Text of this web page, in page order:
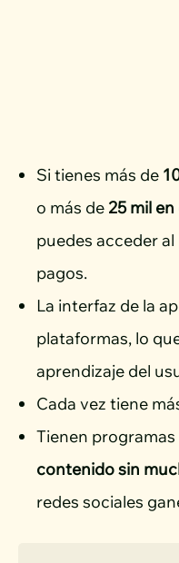
Si tienes más de
o más de 25 mil
puedes acceder
pagos.
La interfaz de la
plataformas, lo
aprendizaje del
Cada vez tiene
Tienen
contenido sin
redes sociales